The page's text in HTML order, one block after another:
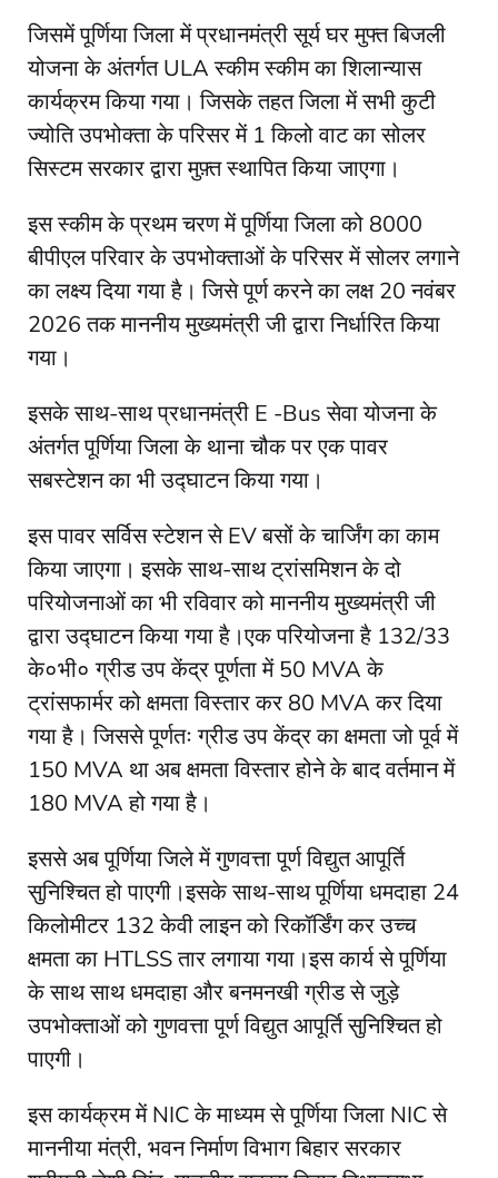
जिसमें पूर्णिया जिला में प्रधानमंत्री सूर्य घर मुफ्त बिजली
योजना के अंतर्गत ULA स्कीम स्कीम का शिलान्यास
कार्यक्रम किया गया। जिसके तहत जिला में सभी कुटी
ज्योति उपभोक्ता के परिसर में 1 किलो वाट का सोलर
सिस्टम सरकार द्वारा मुफ़्त स्थापित किया जाएगा।
इस स्कीम के प्रथम चरण में पूर्णिया जिला को 8000
बीपीएल परिवार के उपभोक्ताओं के परिसर में सोलर लगाने
का लक्ष्य दिया गया है। जिसे पूर्ण करने का लक्ष 20 नवंबर
2026 तक माननीय मुख्यमंत्री जी द्वारा निर्धारित किया
गया।
इसके साथ-साथ प्रधानमंत्री E -Bus सेवा योजना के
अंतर्गत पूर्णिया जिला के थाना चौक पर एक पावर
सबस्टेशन का भी उद्घाटन किया गया।
इस पावर सर्विस स्टेशन से EV बसों के चार्जिंग का काम
किया जाएगा। इसके साथ-साथ ट्रांसमिशन के दो
परियोजनाओं का भी रविवार को माननीय मुख्यमंत्री जी
द्वारा उद्घाटन किया गया है।एक परियोजना है 132/33
के०भी० ग्रीड उप केंद्र पूर्णता में 50 MVA के
ट्रांसफार्मर को क्षमता विस्तार कर 80 MVA कर दिया
गया है। जिससे पूर्णतः ग्रीड उप केंद्र का क्षमता जो पूर्व में
150 MVA था अब क्षमता विस्तार होने के बाद वर्तमान में
180 MVA हो गया है।
इससे अब पूर्णिया जिले में गुणवत्ता पूर्ण विद्युत आपूर्ति
सुनिश्चित हो पाएगी।इसके साथ-साथ पूर्णिया धमदाहा 24
किलोमीटर 132 केवी लाइन को रिकॉर्डिंग कर उच्च
क्षमता का HTLSS तार लगाया गया।इस कार्य से पूर्णिया
के साथ साथ धमदाहा और बनमनखी ग्रीड से जुड़े
उपभोक्ताओं को गुणवत्ता पूर्ण विद्युत आपूर्ति सुनिश्चित हो
पाएगी।
इस कार्यक्रम में NIC के माध्यम से पूर्णिया जिला NIC से
माननीया मंत्री, भवन निर्माण विभाग बिहार सरकार